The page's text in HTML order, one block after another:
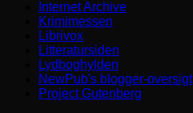
Internet Archive
Krimimessen
Librivox
Litteratursiden
Lydboghylden
NewPub's blogger-oversigt
Project Gutenberg